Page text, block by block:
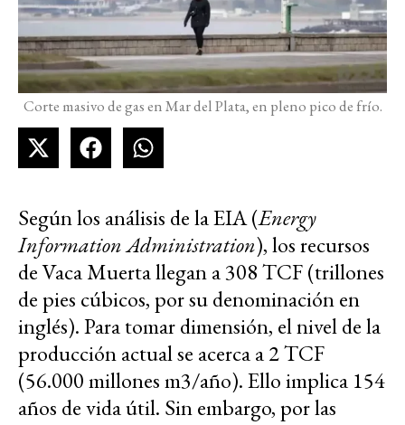
Corte masivo de gas en Mar del Plata, en pleno pico de frío.
Según los análisis de la EIA (Energy
Information Administration), los recursos
de Vaca Muerta llegan a 308 TCF (trillones
de pies cúbicos, por su denominación en
inglés). Para tomar dimensión, el nivel de la
producción actual se acerca a 2 TCF
(56.000 millones m3/año). Ello implica 154
años de vida útil. Sin embargo, por las